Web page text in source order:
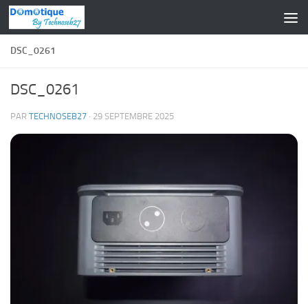
Skip to content
DSC_0261
DSC_0261
PAR TECHNOSEB27 · 29 SEPTEMBRE 2025